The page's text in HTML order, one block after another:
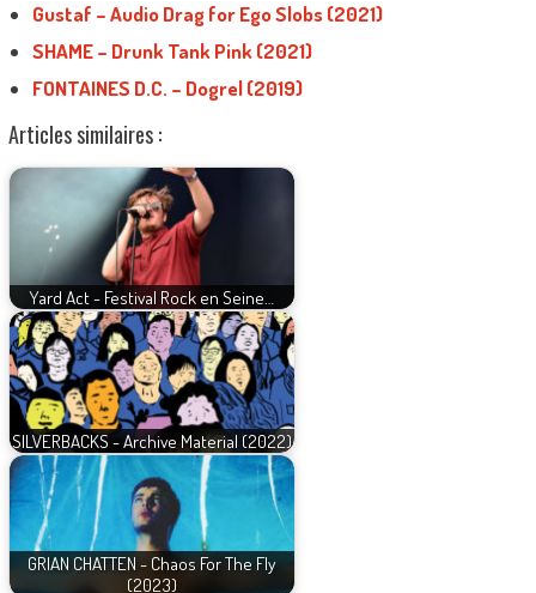
Gustaf – Audio Drag for Ego Slobs (2021)
SHAME – Drunk Tank Pink (2021)
FONTAINES D.C. – Dogrel (2019)
Articles similaires :
Yard Act - Festival Rock en Seine…
SILVERBACKS - Archive Material (2022)
GRIAN CHATTEN - Chaos For The Fly
(2023)